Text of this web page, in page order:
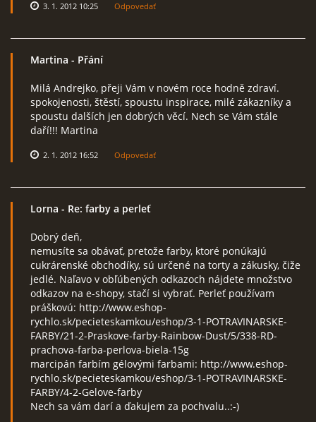
3. 1. 2012 10:25 Odpovedať
Martina - Přání
Milá Andrejko, přeji Vám v novém roce hodně zdraví.
spokojenosti, štěstí, spoustu inspirace, milé zákazníky a
spoustu dalších jen dobrých věcí. Nech se Vám stále
daří!!! Martina
2. 1. 2012 16:52 Odpovedať
Lorna - Re: farby a perleť
Dobrý deň,
nemusíte sa obávať, pretože farby, ktoré ponúkajú
cukrárenské obchodíky, sú určené na torty a zákusky, čiže
jedlé. Naľavo v obľúbených odkazoch nájdete množstvo
odkazov na e-shopy, stačí si vybrať. Perleť používam
práškovú: http://www.eshop-
rychlo.sk/pecieteskamkou/eshop/3-1-POTRAVINARSKE-
FARBY/21-2-Praskove-farby-Rainbow-Dust/5/338-RD-
prachova-farba-perlova-biela-15g
marcipán farbím gélovými farbami: http://www.eshop-
rychlo.sk/pecieteskamkou/eshop/3-1-POTRAVINARSKE-
FARBY/4-2-Gelove-farby
Nech sa vám darí a ďakujem za pochvalu..:-)